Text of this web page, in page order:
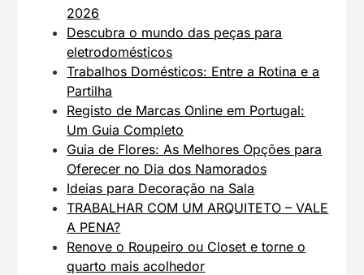
2026
Descubra o mundo das peças para
eletrodomésticos
Trabalhos Domésticos: Entre a Rotina e a
Partilha
Registo de Marcas Online em Portugal:
Um Guia Completo
Guia de Flores: As Melhores Opções para
Oferecer no Dia dos Namorados
Ideias para Decoração na Sala
TRABALHAR COM UM ARQUITETO – VALE
A PENA?
Renove o Roupeiro ou Closet e torne o
quarto mais acolhedor